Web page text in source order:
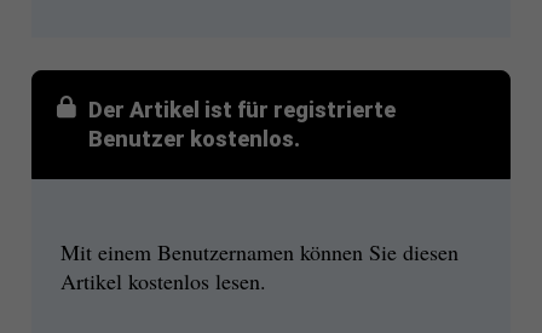
Der Artikel ist für registrierte
Benutzer kostenlos.
Mit einem Benutzernamen können Sie diesen
Artikel kostenlos lesen.